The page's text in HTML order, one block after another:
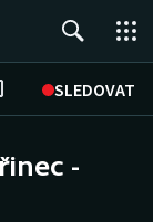
SLEDOVAT
-